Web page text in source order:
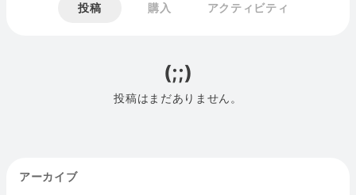
投稿 購入 アクティビティ
(;;)
投稿はまだありません。
アーカイブ